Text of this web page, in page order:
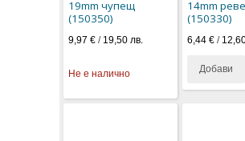
19mm чупещ
(150350)
9,97 € / 19,50 лв.
Не е налично
14mm
(150330)
6,44 €/
Добави